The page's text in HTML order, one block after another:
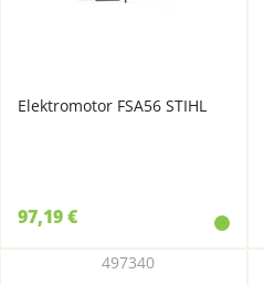
Elektromotor FSA56 STIHL
97,19 €
497340